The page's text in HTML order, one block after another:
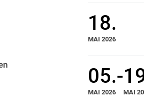
18.
MAI 2026
05.
MAI 2026
-
MAI